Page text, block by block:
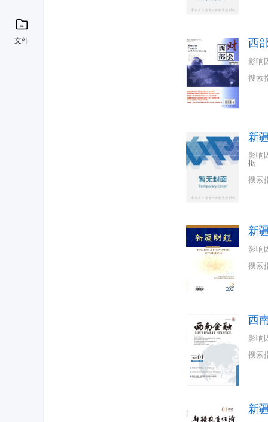
文件 西
影响
搜索
新
影响
据
搜索
新
影响
搜索
西
影响
搜索
新